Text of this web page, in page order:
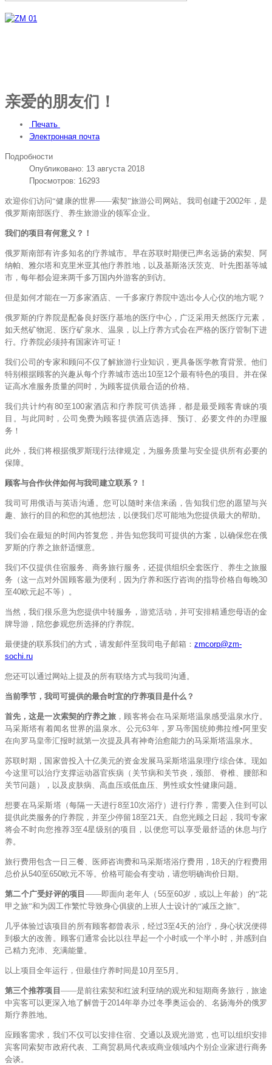
亲爱的朋友们！
Печать
Электронная почта
Подробности
Опубликовано: 13 августа 2018
Просмотров: 16293
欢迎你们访问“健康的世界——索契”旅游公司网站。我司创建于2002年， 是
俄罗斯南部医疗、养生旅游业的领军企业。
我们的项目有何意义？！
俄罗斯南部有许多知名的疗养城市。早在苏联时期便已声名远扬的索契、阿
纳帕、雅尔塔和克里米亚其他疗养胜地，以及基斯洛沃茨克、叶先图基等城
市，每年都会迎来两千多万国内外游客的到访。
但是如何才能在一万多家酒店、一千多家疗养院中选出令人心仪的地方呢？
俄罗斯的疗养院是配备良好医疗基地的医疗中心， 广泛采用天然医疗元素 ，
如天然矿物泥、医疗矿泉水、温泉 ， 以上疗养方式会在严格的医疗管制下进
行。疗养院必须持有国家许可证！
我们公司的专家和顾问不仅了解旅游行业知识，更具备医学教育背景。他们
特别根据顾客的兴趣从每个疗养城市选出 10至12个最有特色的项目。并在保
证高水准服务质量的同时，为顾客提供最合适的价格。
我们共计约有80至100家酒店和疗养院可供选择，都是最受顾客青睐的项
目。与此同时，公司免费为顾客提供酒店选择、预订、必要文件的办理服
务！
此外，我们将根据俄罗斯现行法律规定，为服务质量与安全提供所有必要的
保障。
顾客与合作伙伴如何与我司建立联系？！
我司可用俄语与英语沟通。您可以随时来信来函，告知我们您的愿望与兴
趣、旅行的目的和您的其他想法，以便我们尽可能地为您提供最大的帮助。
我们会在最短的时间内答复您，并告知您我司可提供的方案，以确保您在俄
罗斯的疗养之旅舒适惬意。
我们不仅提供住宿服务、商务旅行服务，还提供组织全套医疗、养生之旅服
务（这一点对外国顾客最为便利，因为疗养和医疗咨询的指导价格自每晚30
至40欧元起不等）。
当然，我们很乐意为您提供中转服务，游览活动，并可安排精通您母语的金
牌导游，陪您参观您所选择的疗养院。
最便捷的联系我们的方式 ， 请发邮件至我司电子邮箱 ： zmcorp@zm-
sochi.ru
您还可以通过网站上提及的所有联络方式与我司沟通。
当前季节，我司可提供的最合时宜的疗养项目是什么？
首先，这是一次索契的疗养之旅 ，顾客将会在马采斯塔温泉感受温泉水疗。
马采斯塔有着闻名世界的温泉水。公元63年，罗马帝国统帅弗拉维•阿里安
在向罗马皇帝汇报时就第一次提及具有神奇治愈能力的马采斯塔温泉水。
苏联时期，国家曾投入十亿美元的资金发展马采斯塔温泉理疗综合体。现如
今这里可以治疗支撑运动器官疾病（关节病和关节炎，颈部、脊椎、腰部和
关节问题），以及皮肤病、高血压或低血压、男性或女性健康问题。
想要在马采斯塔（每隔一天进行8至10次浴疗）进行疗养，需要入住到可以
提供此类服务的疗养院，并至少停留 18至21 天。自您光顾之日起，我司专家
将会不时向您推荐3至4星级别的项目，以便您可以享受最舒适的休息与疗
养。
旅行费用包含一日三餐、医师咨询费和马采斯塔浴疗费用， 18天的疗程费用
总价从540至650欧元不等。价格可能会有变动，请您明确询价日期。
第二个广受好评的项目 ——即面向老年人（ 55至60岁，或以上年龄）的“花
甲之旅”和为因工作繁忙导致身心俱疲的上班人士设计的“减压之旅”。
几乎体验过该项目的所有顾客都曾表示，经过3至4天的治疗，身心状况便得
到极大的改善。顾客们通常会比以往早起一个小时或一个半小时，并感到自
己精力充沛、充满能量。
以上项目全年运行，但最佳疗养时间是10 月至5 月。
第三个推荐项目 ——是前往索契和红波利亚纳的观光和短期商务旅行，旅途
中宾客可以更深入地了解曾于2014年举办过冬季奥运会的、名扬海外的俄罗
斯疗养胜地。
应顾客需求，我们不仅可以安排住宿、交通以及观光游览，也可以组织安排
宾客同索契市政府代表、工商贸易局代表或商业领域内个别企业家进行商务
会谈。